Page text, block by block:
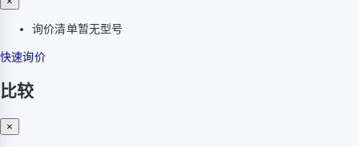
询价清单暂无型号
快速询价
比较
×